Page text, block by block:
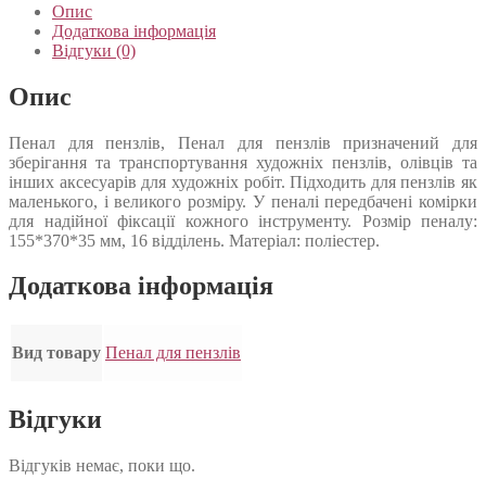
Опис
Додаткова інформація
Відгуки (0)
Опис
Пенал для пензлів, Пенал для пензлів призначений для
зберігання та транспортування художніх пензлів, олівців та
інших аксесуарів для художніх робіт. Підходить для пензлів як
маленького, і великого розміру. У пеналі передбачені комірки
для надійної фіксації кожного інструменту. Розмір пеналу:
155*370*35 мм, 16 відділень. Матеріал: поліестер.
Додаткова інформація
Вид товару Пенал для пензлів
Відгуки
Відгуків немає, поки що.